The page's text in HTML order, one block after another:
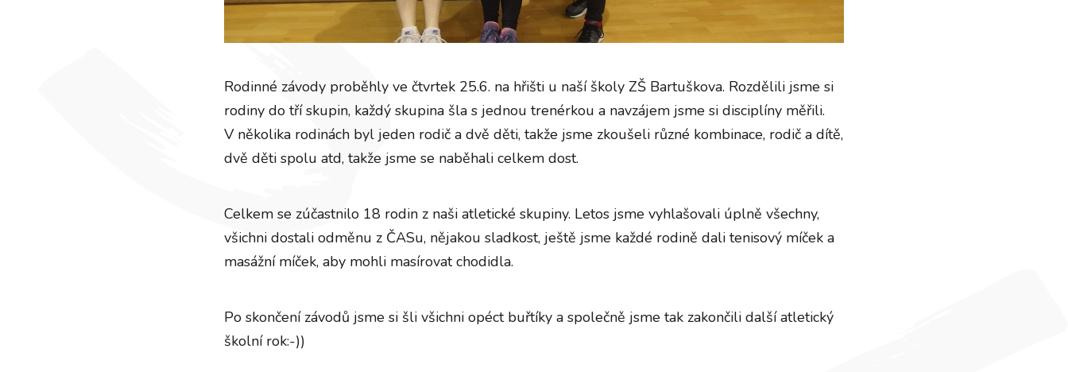
Rodinné závody proběhly ve čtvrtek 25.6. na hřišti u naší školy ZŠ Bartuškova. Rozdělili jsme si
rodiny do tří skupin, každý skupina šla s jednou trenérkou a navzájem jsme si disciplíny měřili.
V několika rodinách byl jeden rodič a dvě děti, takže jsme zkoušeli různé kombinace, rodič a dítě,
dvě děti spolu atd, takže jsme se naběhali celkem dost.
Celkem se zúčastnilo 18 rodin z naši atletické skupiny. Letos jsme vyhlašovali úplně všechny,
všichni dostali odměnu z ČASu, nějakou sladkost, ještě jsme každé rodině dali tenisový míček a
masážní míček, aby mohli masírovat chodidla.
Po skončení závodů jsme si šli všichni opéct buřtíky a společně jsme tak zakončili další atletický
školní rok:-))